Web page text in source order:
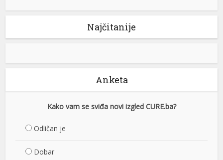
Najčitanije
Anketa
Kako vam se sviđa novi izgled CURE.ba?
Odličan je
Dobar